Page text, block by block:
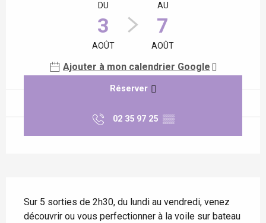
DU
3
AOÛT
AU
7
AOÛT
Ajouter à mon calendrier Google
Réserver
02 35 97 25 ▒▒
Sur 5 sorties de 2h30, du lundi au vendredi, venez
découvrir ou vous perfectionner à la voile sur bateau